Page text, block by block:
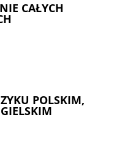
CAŁYCH
POLSKIM,